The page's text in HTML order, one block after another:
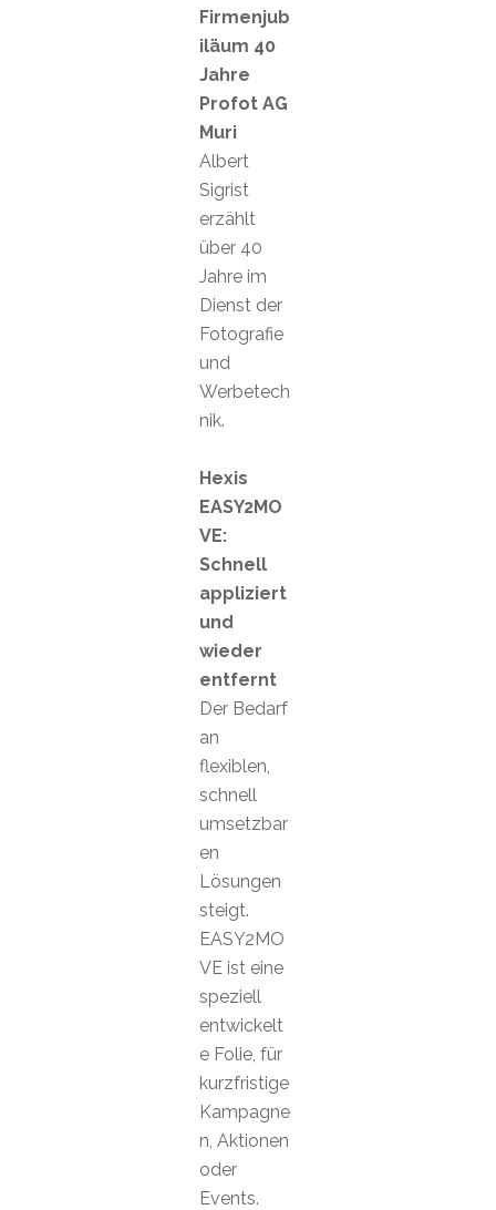
Firmenjub
iläum 40
Jahre
Profot AG
Muri
Albert
Sigrist
erzählt
über 40
Jahre im
Dienst der
Fotografie
und
Werbetech
nik.
Hexis
EASY2MO
VE:
Schnell
appliziert
und
wieder
entfernt
Der Bedarf
an
flexiblen,
schnell
umsetzbar
en
Lösungen
steigt.
EASY2MO
VE ist eine
speziell
entwickelt
e Folie, für
kurzfristige
Kampagne
n, Aktionen
oder
Events.